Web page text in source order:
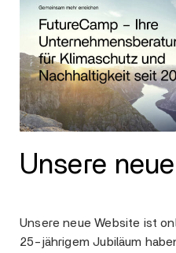
Unsere
Unsere neue Website ist
25-jährigem Jubiläum